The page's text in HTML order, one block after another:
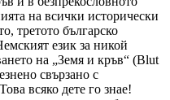
на всички исторически
третото българско
език за никой
на „Земя и кръв“ (Blut
свързано с
всяко дете го знае!